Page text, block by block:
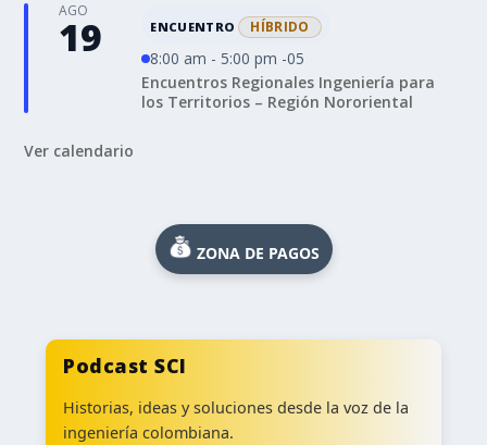
AGO
19 ENCUENTRO HÍBRIDO
8:00 am - 5:00 pm -05
Encuentros Regionales Ingeniería para
los Territorios – Región Nororiental
Ver calendario
ZONA DE PAGOS
Podcast SCI
Historias, ideas y soluciones desde la voz de la
ingeniería colombiana.